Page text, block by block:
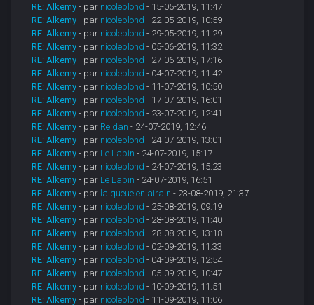
RE: Alkemy - par nicoleblond - 15-05-2019, 11:47
RE: Alkemy - par nicoleblond - 22-05-2019, 10:59
RE: Alkemy - par nicoleblond - 29-05-2019, 11:29
RE: Alkemy - par nicoleblond - 05-06-2019, 11:32
RE: Alkemy - par nicoleblond - 27-06-2019, 17:16
RE: Alkemy - par nicoleblond - 04-07-2019, 11:42
RE: Alkemy - par nicoleblond - 11-07-2019, 10:50
RE: Alkemy - par nicoleblond - 17-07-2019, 16:01
RE: Alkemy - par nicoleblond - 23-07-2019, 12:41
RE: Alkemy - par Reldan - 24-07-2019, 12:46
RE: Alkemy - par nicoleblond - 24-07-2019, 13:01
RE: Alkemy - par Le Lapin - 24-07-2019, 15:17
RE: Alkemy - par nicoleblond - 24-07-2019, 15:23
RE: Alkemy - par Le Lapin - 24-07-2019, 16:51
RE: Alkemy - par la queue en airain - 23-08-2019, 21:37
RE: Alkemy - par nicoleblond - 25-08-2019, 09:19
RE: Alkemy - par nicoleblond - 28-08-2019, 11:40
RE: Alkemy - par nicoleblond - 28-08-2019, 13:18
RE: Alkemy - par nicoleblond - 02-09-2019, 11:33
RE: Alkemy - par nicoleblond - 04-09-2019, 12:54
RE: Alkemy - par nicoleblond - 05-09-2019, 10:47
RE: Alkemy - par nicoleblond - 10-09-2019, 11:51
RE: Alkemy - par nicoleblond - 11-09-2019, 11:06